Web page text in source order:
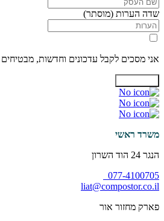
שדה הערות (מוסתר)
אני מסכים לקבל עדכונים וחדשות,
משרד ראשי
הנגר 24 הוד השרון
077-4100705
liat@compostor.co.il
פארק מחזור אור